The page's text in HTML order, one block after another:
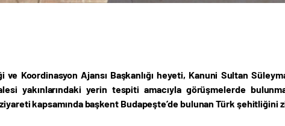
ve Koordinasyon Ajansı Başkanlığı heyeti, Kanuni Sultan
yakınlarındaki yerin tespiti amacıyla görüşmelerde
kapsamında başkent Budapeşte’de bulunan Türk şehitliğini